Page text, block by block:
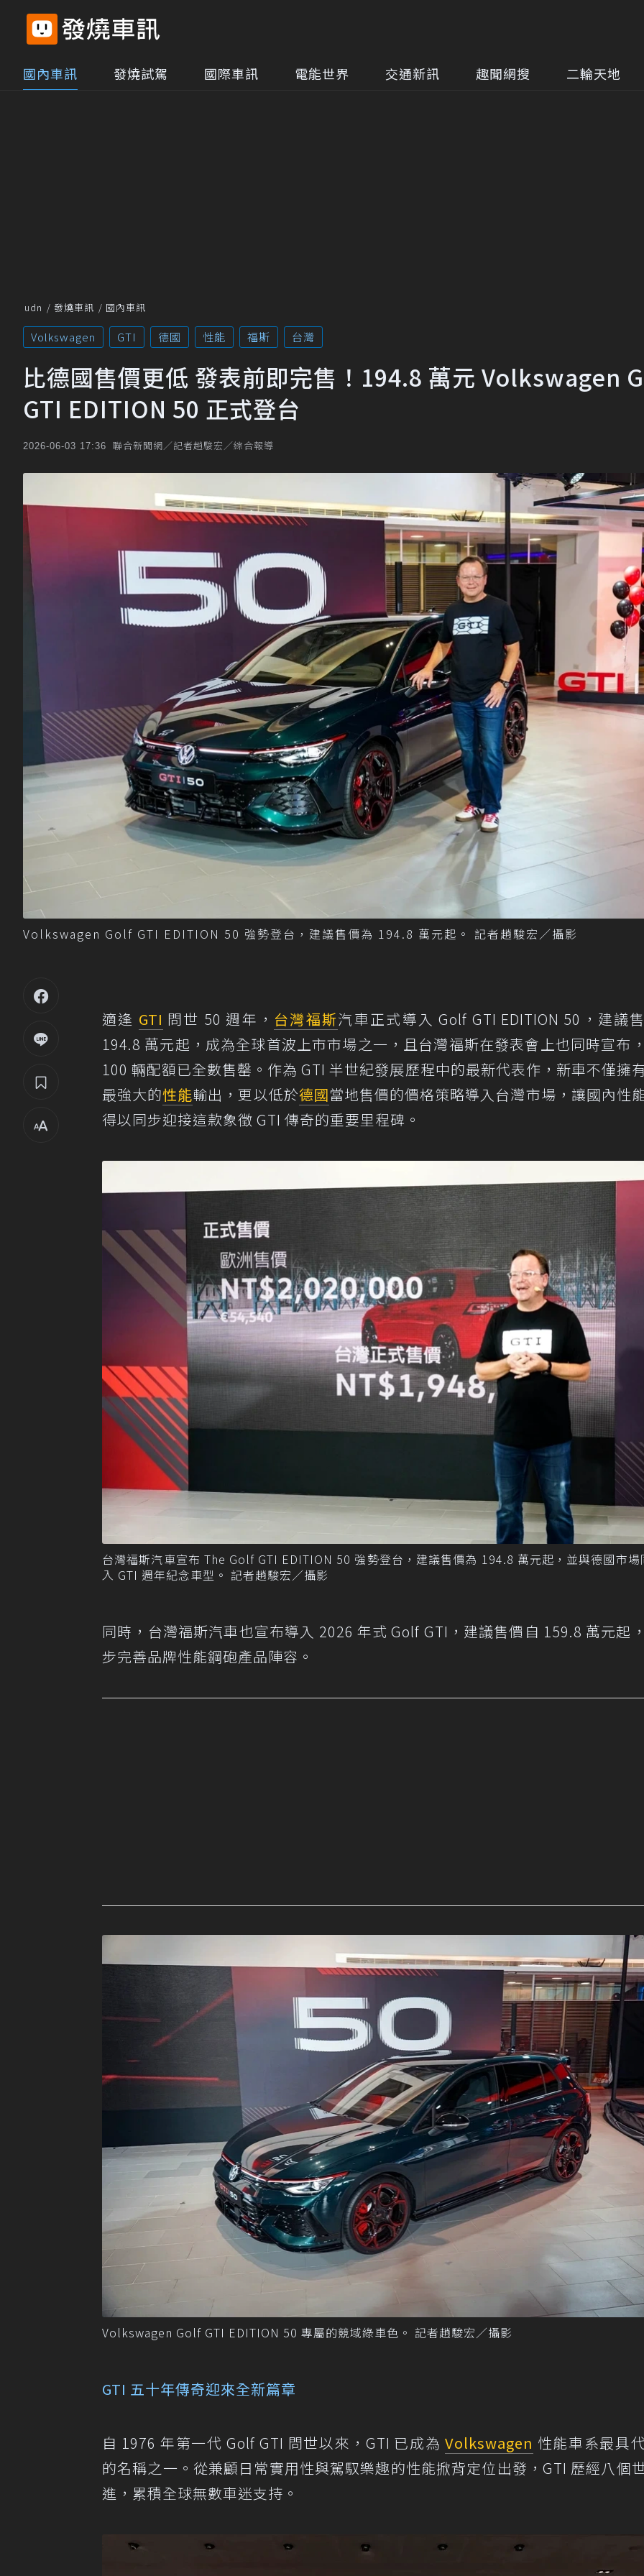
國內車訊 發燒試駕 國際車訊 電能世界 交通新訊 趣聞網搜 二輪天地
udn 發燒車訊 國內車訊
Volkswagen GTI 德國 性能 福斯 台灣
比德國售價更低 發表前即完售！194.8 萬元 Volkswagen
GTI EDITION 50 正式登台
2026-06-03 17:36 聯合新聞網／記者趙駿宏／綜合報導
Volkswagen Golf GTI EDITION 50 強勢登台，建議售價為 194.8 萬元起。 記者趙駿宏／攝影
適逢 GTI 問世 50 週年， 台灣福斯汽車正式導入 Golf GTI EDITION 50，建議
194.8 萬元起，成為全球首波上市市場之一，且台灣福斯在發表會上也同時宣布
100 輛配額已全數售罄。作為 GTI 半世紀發展歷程中的最新代表作，新車不僅擁
最強大的性能輸出，更以低於德國當地售價的價格策略導入台灣市場，讓國內性
得以同步迎接這款象徵 GTI 傳奇的重要里程碑。
台灣福斯汽車宣布 The Golf GTI EDITION 50 強勢登台，建議售價為 194.8 萬元起，並與德國市場
入 GTI 週年紀念車型。 記者趙駿宏／攝影
同時，台灣福斯汽車也宣布導入 2026 年式 Golf GTI，建議售價自 159.8 萬元起
步完善品牌性能鋼砲產品陣容。
Volkswagen Golf GTI EDITION 50 專屬的競域綠車色。 記者趙駿宏／攝影
GTI 五十年傳奇迎來全新篇章
自 1976 年第一代 Golf GTI 問世以來，GTI 已成為Volkswagen 性能車系最具
的名稱之一。從兼顧日常實用性與駕馭樂趣的性能掀背定位出發，GTI 歷經八個
進，累積全球無數車迷支持。